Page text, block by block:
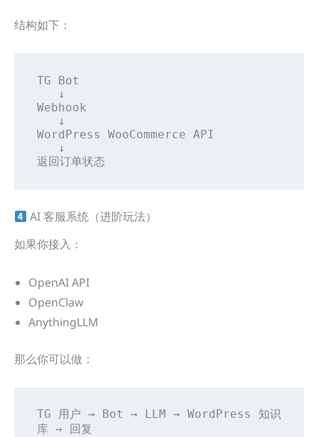
结构如下：
TG Bot
Webhook
WordPress WooCommerce API
返回订单状态
AI 客服系统（进阶玩法）
如果你接入：
OpenAI API
OpenClaw
AnythingLLM
那么你可以做：
TG 用户 → Bot → LLM → WordPress 知识
库 → 回复